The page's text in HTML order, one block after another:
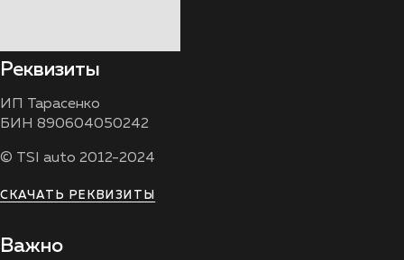
Реквизиты
ИП Тарасенко
БИН 890604050242
© TSI auto 2012-2024
СКАЧАТЬ РЕКВИЗИТЫ
Важно